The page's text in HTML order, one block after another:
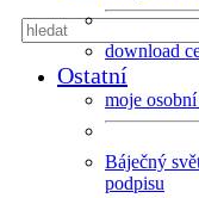
download
Ostatní
moje
Báječný
podpisu